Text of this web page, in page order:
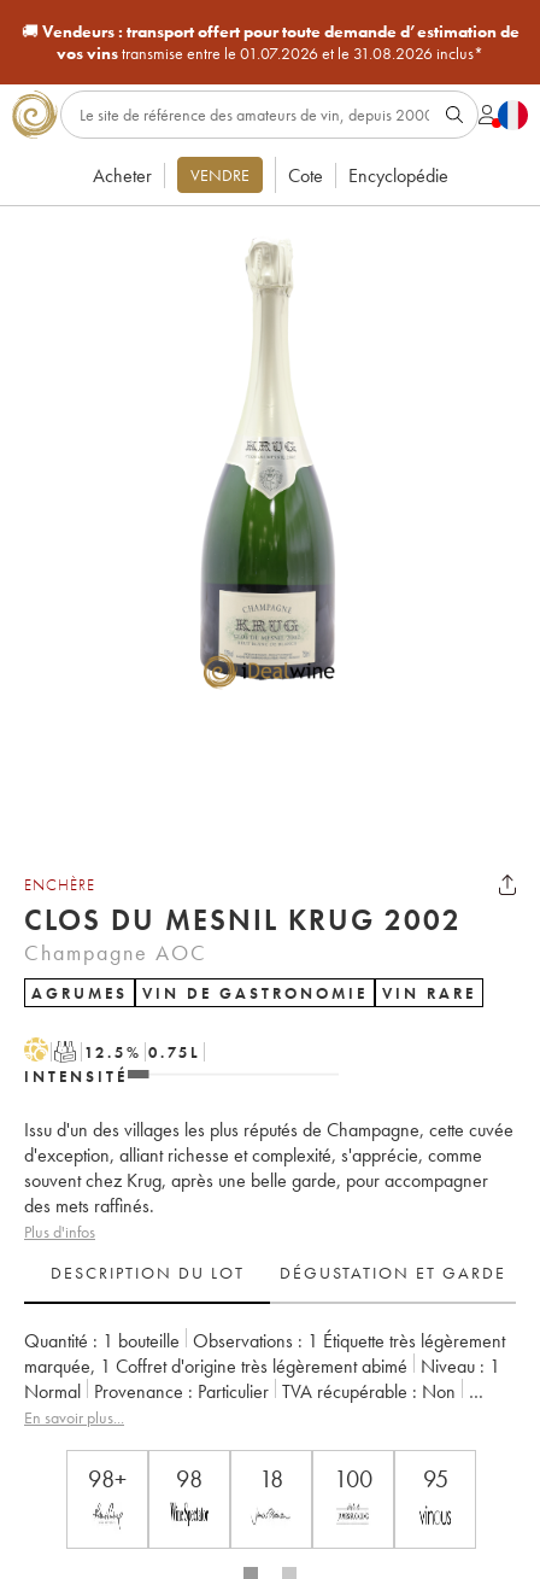
🚚Vendeurs : transport offert pour toute demande d’estimation de
vos vinstransmise entre le 01.07.2026 et le 31.08.2026 inclus*
Acheter VENDRE Cote Encyclopédie
ENCHÈRE
CLOS DU MESNIL KRUG 2002
Champagne AOC
AGRUMES VIN DE GASTRONOMIE VIN RARE
HT 12.5% 0.75 L
INTENSITÉ
Issu d'un des villages les plus réputés de Champagne, cette cuvée
d'exception, alliant richesse et complexité, s'apprécie, comme
souvent chez Krug, après une belle garde, pour accompagner
des mets raffinés.
Plus d'infos
DESCRIPTION DU LOT
DÉGUSTATION ET GARDE
Quantité : 1 bouteille Observations : 1 Étiquette très légèrement
marquée, 1 Coffret d'origine très légèrement abimé Niveau : 1
Normal
Provenance : particulier TVA récupérable :
non
Région :
Champagne
En savoir plus...
98+ 98 18 100 95